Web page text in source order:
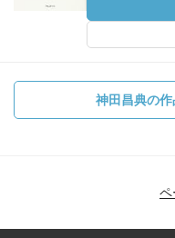
神田昌典の
ペ